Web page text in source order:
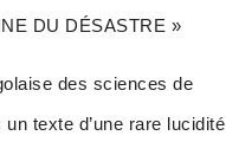
DU DÉSASTRE »
des sciences de
texte d’une rare lucidité